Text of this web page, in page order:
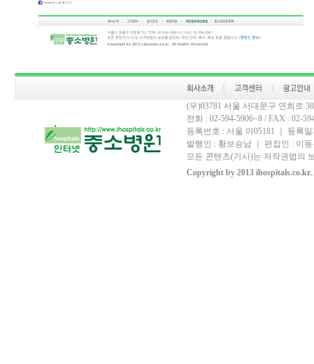
(우)03781 서울 서대문구 연희로
전화 : 02-594-5906~8 / FAX : 02-
등록번호 : 서울 아05181 ｜ 등록
발행인 : 황보승남 ｜ 편집인 : 이
모든 콘텐츠(기사)는 저작권법의
Copyright by 2013 ihospitals.co.kr.